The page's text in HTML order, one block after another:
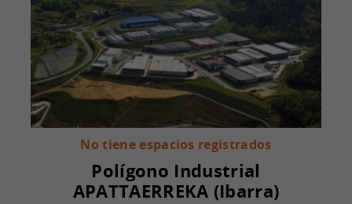
No tiene espacios registrados
Polígono Industrial
APATTAERREKA (Ibarra)